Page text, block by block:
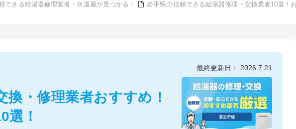
できる給湯器修理業者・水道屋が見つかる！ 岩手県の信頼できる給湯器修理・交換業者10選！
換・修理業者おすすめ！
選！
最終更新日： 2026.7.21